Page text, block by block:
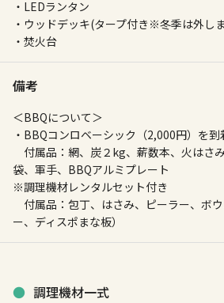
・LEDランタン
・ウッドデッキ(タープ付き※冬季は外し
・焚火台
備考
＜BBQについて＞
・BBQコンロベーシック（2,000円）を到
付属品：網、炭２kg、薪数本、火はさ
袋、軍手、BBQアルミプレート
※調理機材レンタルセット付き
付属品：包丁、はさみ、ピーラー、ボ
ー、ディスポまな板）
調理機材一式